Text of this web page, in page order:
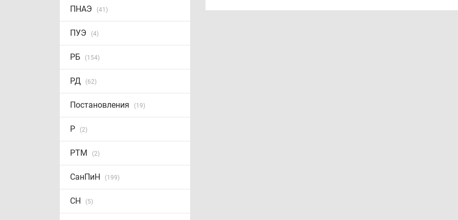
ПНАЭ (41)
ПУЭ (4)
РБ (154)
РД (62)
Постановления (19)
Р (2)
РТМ (2)
СанПиН (199)
СН (5)